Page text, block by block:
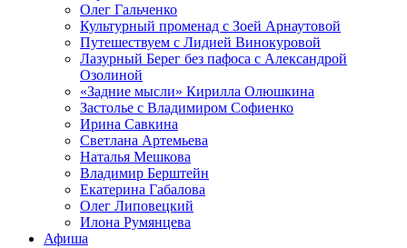
Олег Гальченко
Культурный променад с Зоей Арнаутовой
Путешествуем с Лидией Винокуровой
Лазурный Берег без пафоса с Александрой
Озолиной
«Задние мысли» Кирилла Олюшкина
Застолье с Владимиром Софиенко
Ирина Савкина
Светлана Артемьева
Наталья Мешкова
Владимир Берштейн
Екатерина Габалова
Олег Липовецкий
Илона Румянцева
Афиша